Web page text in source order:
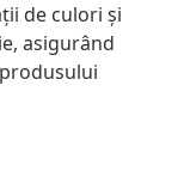
de culori și
asigurând